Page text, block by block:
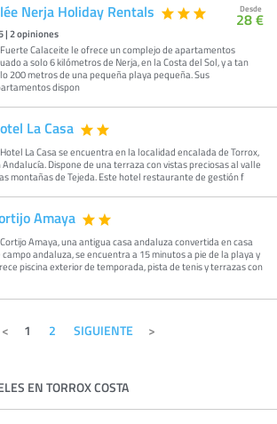
Nerja Holiday Rentals
|2opiniones
Fuerte Calaceite le ofrece un complejo de apartamentos
a solo 6 kilómetros de Nerja, en la Costa del Sol, y a tan
200 metros de una pequeña playa pequeña. Sus
dispon
Desde
28 €
La Casa
La Casa se encuentra en la localidad encalada de Torrox,
Andalucía. Dispone de una terraza con vistas preciosas al valle
montañas de Tejeda. Este hotel restaurante de gestión f
Amaya
Amaya, una antigua casa andaluza convertida en casa
campo andaluza, se encuentra a 15 minutos a pie de la playa y
piscina exterior de temporada, pista de tenis y terrazas con
1 2 SIGUIENTE
EN TORROX COSTA